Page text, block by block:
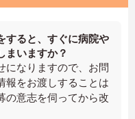
すると、すぐに病院や
まいますか？
になりますので、お問
報をお渡しすることは
の意志を伺ってから改